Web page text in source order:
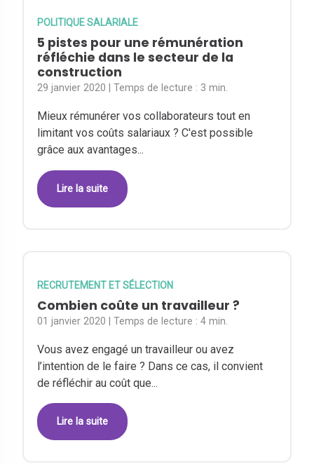
POLITIQUE SALARIALE
5 pistes pour une rémunération
réfléchie dans le secteur de la
construction
29 janvier 2020 | Temps de lecture : 3 min.
Mieux rémunérer vos collaborateurs tout en
limitant vos coûts salariaux ? C'est possible
grâce aux avantages...
Lire la suite
RECRUTEMENT ET SÉLECTION
Combien coûte un travailleur ?
01 janvier 2020 | Temps de lecture :4 min.
Vous avez engagé un travailleur ou avez
l’intention de le faire ? Dans ce cas, il convient
de réfléchir au coût que...
Lire la suite